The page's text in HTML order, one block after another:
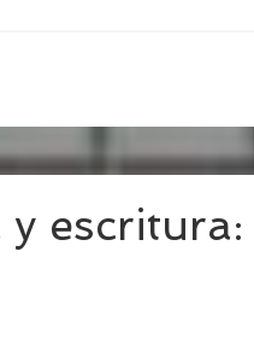
escritura: